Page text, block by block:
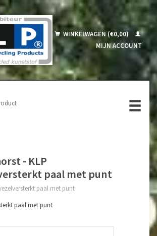
WINKELWAGEN (€0,00)
MIJN ACCOUNT
- KLP
paal met punt
paal met punt
paal met punt